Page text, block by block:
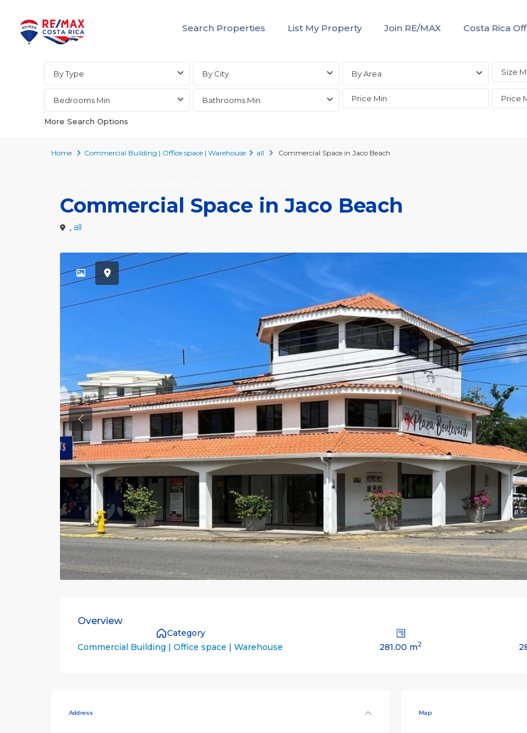
Search Properties List My Property Join RE/MAX Costa Rica
Advanced Search
By Type By City By Area
Bedrooms Min Bathrooms Min
More Search Options
Home Commercial Building | Office space | Warehouse all Commercial Space in Jaco Beach
Commercial Space in Jaco Beach
, all
Previous
Overview
Category
Commercial Building | Office space | Warehouse
281.00 m2
Address Map